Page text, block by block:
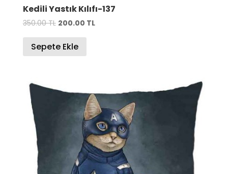
Kedili Yastık Kılıfı-137
350.00TL Orijinal
350.00 TL.
200.00 TLŞu
Sepete Ekle